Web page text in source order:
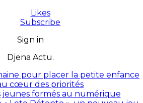
Likes
Subscribe
Sign in
Djena Actu.
pour placer la petite enfance
cœur des priorités
jeunes formés au numérique